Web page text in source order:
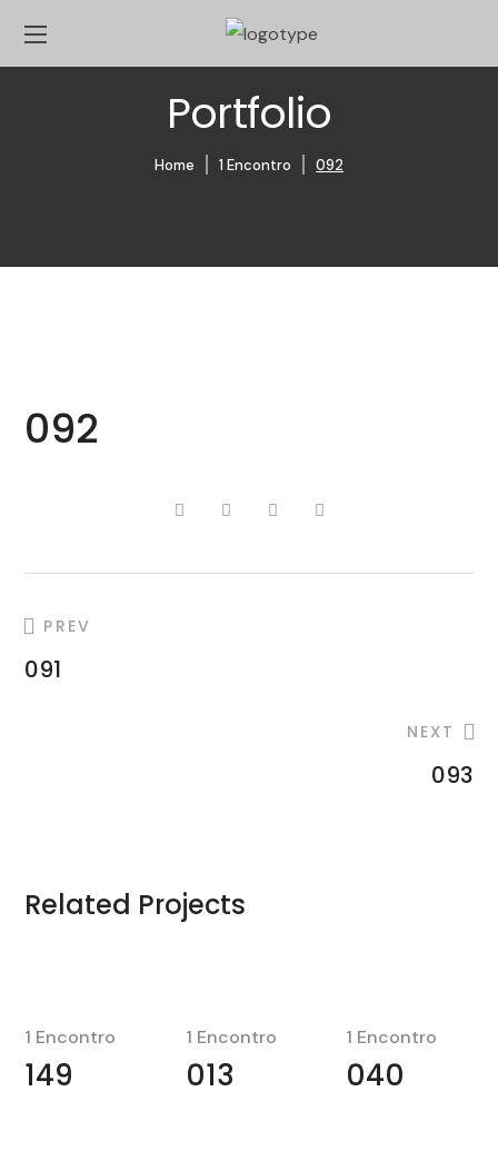
Portfolio
Home 1 Encontro 092
092
PREV
091
NEXT
093
Related Projects
1 Encontro
149
1 Encontro
013
1 Encontro
040